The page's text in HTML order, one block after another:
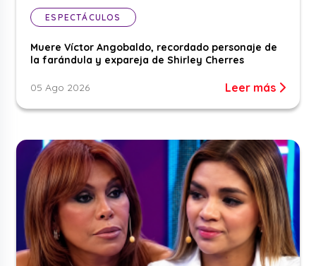
ESPECTÁCULOS
Muere Víctor Angobaldo, recordado personaje de
la farándula y expareja de Shirley Cherres
05 Ago 2026 Leer más